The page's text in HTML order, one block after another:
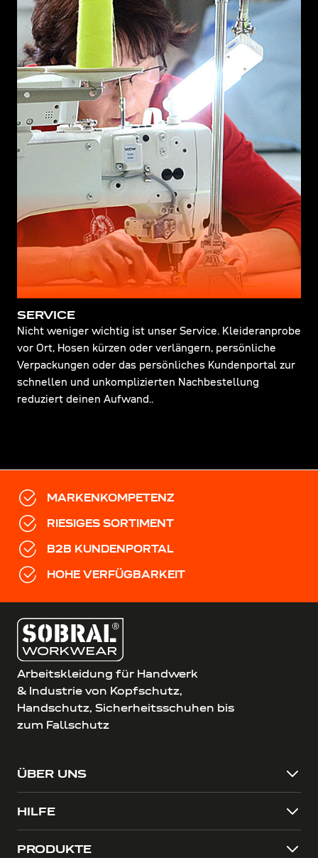
SERVICE
Nicht weniger wichtig ist unser Service. Kleideranprobe
vor Ort, Hosen kürzen oder verlängern, persönliche
Verpackungen oder das persönliches Kundenportal zur
schnellen und unkomplizierten Nachbestellung
reduziert deinen Aufwand..
MARKENKOMPETENZ
RIESIGES SORTIMENT
B2B KUNDENPORTAL
HOHE VERFÜGBARKEIT
Arbeitskleidung für Handwerk
& Industrie von Kopfschutz,
Handschutz, Sicherheitsschuhen bis
zum Fallschutz
ÜBER UNS
HILFE
PRODUKTE